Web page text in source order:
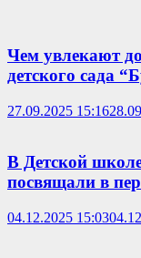
Чем увлекают
детского сада
27.09.2025 15:16
В Детской
посвящали в
04.12.2025 15:03